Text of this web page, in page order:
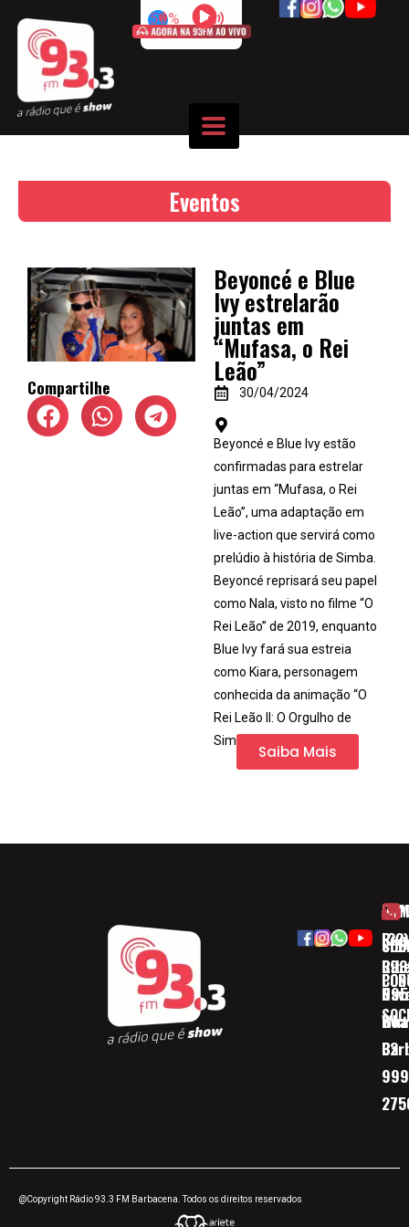
50%
Eventos
Compartilhe
Beyoncé e Blue
Ivy estrelarão
juntas em
“Mufasa, o Rei
Leão”
30/04/2024
Beyoncé e Blue Ivy estão
confirmadas para estrelar
juntas em “Mufasa, o Rei
Leão”, uma adaptação em
live-action que servirá como
prelúdio à história de Simba.
Beyoncé reprisará seu papel
como Nala, visto no filme “O
Rei Leão” de 2019, enquanto
Blue Ivy fará sua estreia
como Kiara, personagem
conhecida da animação “O
Rei Leão II: O Orgulho de
Simba” de 1998.
Saiba Mais
(32)
32
@Copyright Rádio 93.3 FM Barbacena. Todos os direitos reservados